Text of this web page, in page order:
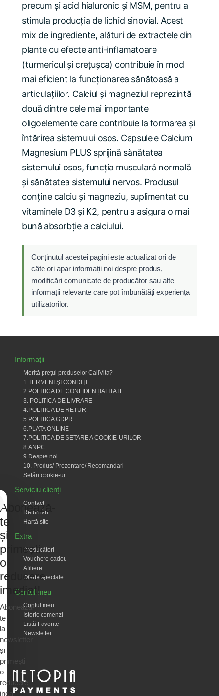
precum şi acid hialuronic şi MSM, pentru a
stimula producţia de lichid sinovial. Acest
mix de ingrediente, alături de extractele din
plante cu efecte anti-inflamatoare
(turmericul şi creţuşca) contribuie în mod
mai eficient la funcţionarea sănătoasă a
articulaţiilor. Calciul şi magneziul reprezintă
două dintre cele mai importante
oligoelemente care contribuie la formarea şi
întărirea sistemului osos. Capsulele Calcium
Magnesium PLUS sprijină sănătatea
sistemului osos, funcția musculară normală
și sănătatea sistemului nervos. Produsul
conține calciu și magneziu, suplimentat cu
vitaminele D3 și K2, pentru a asigura o mai
bună absorbție a calciului.
Conținutul acestei pagini este actualizat ori de
câte ori apar informații noi despre produs,
modificări comunicate de producător sau alte
informații relevante care pot îmbunătăți experiența
utilizatorilor.
Informații
Merită prețul produselor CaliVita?
1.TERMENI ȘI CONDIȚII
2.POLITICA DE CONFIDENȚIALITATE
3. POLITICA DE LIVRARE
4.POLITICA DE RETUR
5.POLITICA GDPR
6.PLATA ONLINE
7.POLITICA DE SETARE A COOKIE-URILOR
8.ANPC
9.Despre noi
10. Produs/ Prezentare/ Recomandari
Setări cookie-uri
Serviciu clienți
Contact
Returnări
Hartă site
Extra
Producători
Vouchere cadou
Afiliere
Oferte speciale
Contul meu
Contul meu
Istoric comenzi
Listă Favorite
Newsletter
Abonează-
te
și
primești
o
reducere
imediat!
Abonează-
te
la
newsletter
și
primești
o
reducere
inca